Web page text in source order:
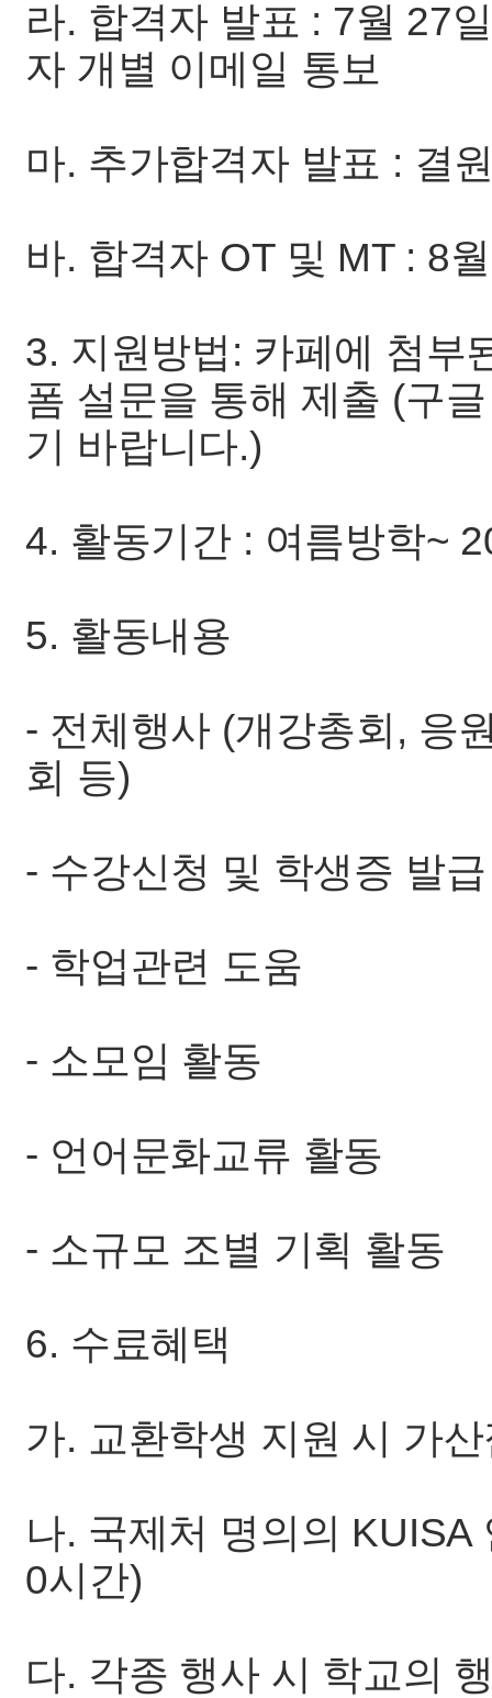
라. 합격자 발표 : 7월 27
자 개별 이메일 통보
마. 추가합격자 발표 : 결
바. 합격자 OT 및 MT : 8
3. 지원방법: 카페에 첨부
폼 설문을 통해 제출 (구
기 바랍니다.)
4. 활동기간 : 여름방학~
5. 활동내용
- 전체행사 (개강총회, 응
회 등)
- 수강신청 및 학생증 발
- 학업관련 도움
- 소모임 활동
- 언어문화교류 활동
- 소규모 조별 기획 활동
6. 수료혜택
가. 교환학생 지원 시 가
나. 국제처 명의의
0시간)
다. 각종 행사 시 학교의